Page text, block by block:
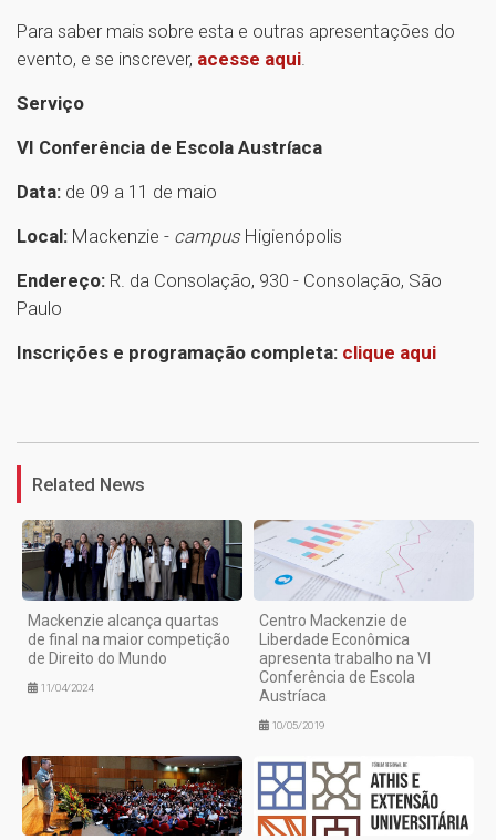
Para saber mais sobre esta e outras apresentações do
evento, e se inscrever, acesse aqui.
Serviço
VI Conferência de Escola Austríaca
Data: de 09 a 11 de maio
Local: Mackenzie - campus Higienópolis
Endereço: R. da Consolação, 930 - Consolação, São
Paulo
Inscrições e programação completa: clique aqui
Related News
Mackenzie alcança quartas
de final na maior competição
de Direito do Mundo
11/04/2024
Centro Mackenzie de
Liberdade Econômica
apresenta trabalho na VI
Conferência de Escola
Austríaca
10/05/2019